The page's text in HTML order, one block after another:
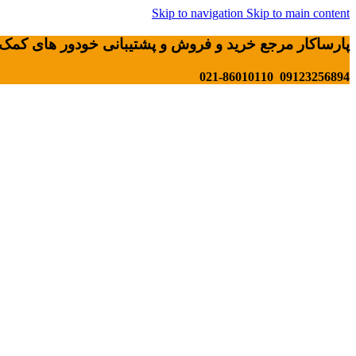
Skip to navigation Skip to main content
پارساکار مرجع خرید و فروش و پشتیبانی خودور های کمک
09123256894 021-86010110